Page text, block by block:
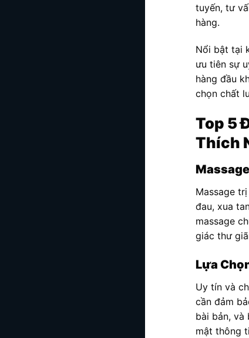
tuyến, tư
hàng.
Nổi bật tại
ưu tiên sự
hàng đầu
chọn chất
Top 5
Thích
Massage
đau, xua
massage
giác thư
Lựa
Uy tín và
cần đảm
bài bản, và
mật thông